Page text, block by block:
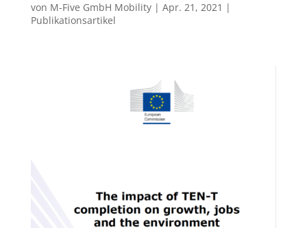
von M-Five GmbH Mobility| Apr. 21, 2021 |
Publikationsartikel